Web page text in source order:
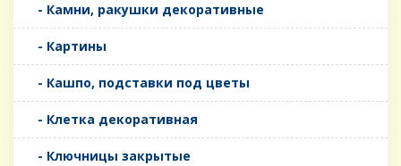
- Камни, ракушки декоративные
- Картины
- Кашпо, подставки под цветы
- Клетка декоративная
- Ключницы закрытые